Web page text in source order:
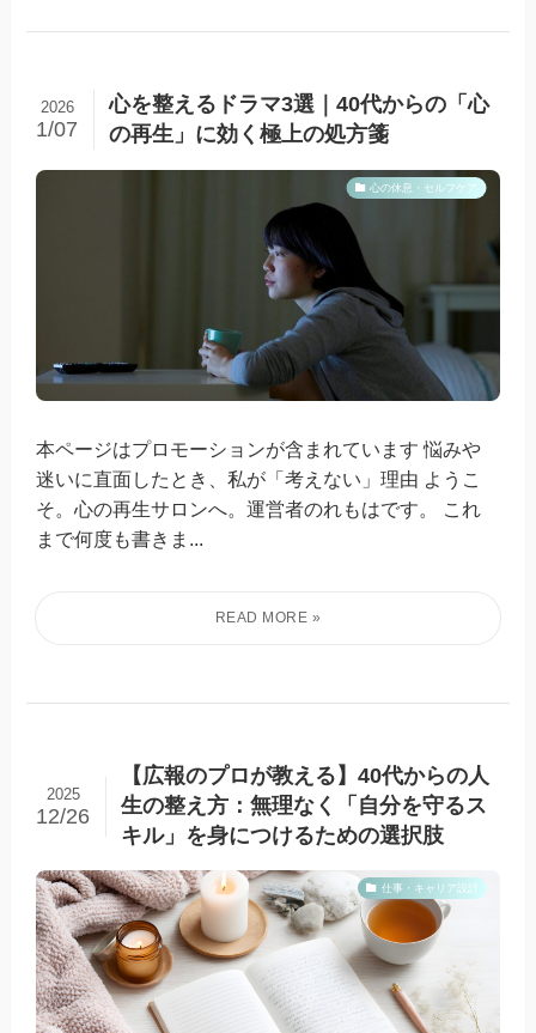
心を整えるドラマ3選｜40代からの「心
の再生」に効く極上の処方箋
2026
1/07
心の休息・セルフケア
本ページはプロモーションが含まれています 悩みや
迷いに直面したとき、私が「考えない」理由 ようこ
そ。心の再生サロンへ。運営者のれもはです。 これ
まで何度も書きま...
【広報のプロが教える】40代からの人
生の整え方：無理なく「自分を守るス
キル」を身につけるための選択肢
2025
12/26
仕事・キャリア設計